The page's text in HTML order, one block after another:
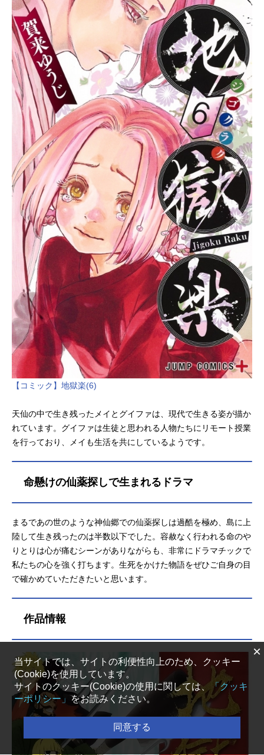
【コミック】地獄楽(6)
天仙の中で生き残ったメイとグイファは、現代で生きる姿が描か
れています。グイファは生徒と思われる人物たちにリモート授業
を行っており、メイも生活を共にしているようです。
命懸けの仙薬探しで生まれるドラマ
まるであの世のような神仙郷での仙薬探しは過酷を極め、島に上
陸して生き残ったのは半数以下でした。容赦なく行われる命のや
りとりは心が痛むシーンがありながらも、非常にドラマチックで
私たちの心を強く打ちます。生死をかけた物語をぜひご自身の目
で確かめていただきたいと思います。
作品情報
×
当サイトでは、サイトの利便性向上のため、クッキー
(Cookie)を使用しています。
サイトのクッキー(Cookie)の使用に関しては、
「クッキ
ーポリシー」 をお読みください。
同意する